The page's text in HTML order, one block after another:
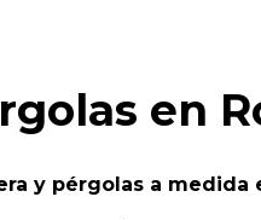
en
y pérgolas a medida